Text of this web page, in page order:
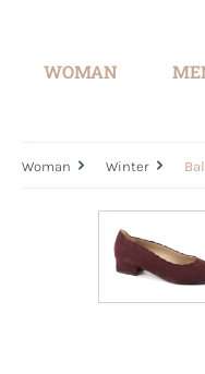
WOMAN
Woman Winter